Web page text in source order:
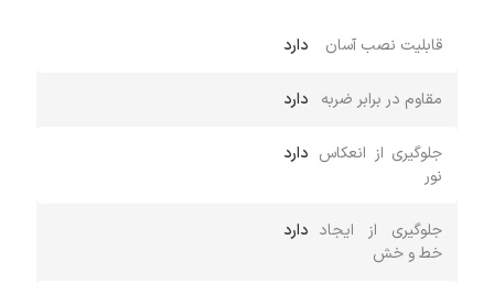
قابلیت نصب آسان دارد
مقاوم در برابر ضربه دارد
جلوگیری از انعکاس
نور
دارد
جلوگیری از ایجاد
خط و خش
دارد